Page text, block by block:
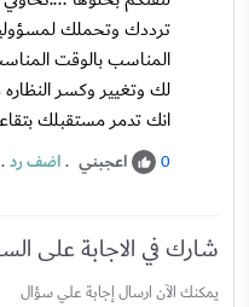
ترددك وتحملك
المناسب بالوقت
لك وتغيير وكسر
انك تدمر مستقبلك
0 اعجبني .اضف رد.
شارك في الاجابة على
يمكنك الآن ارسال إجابة علي سؤال